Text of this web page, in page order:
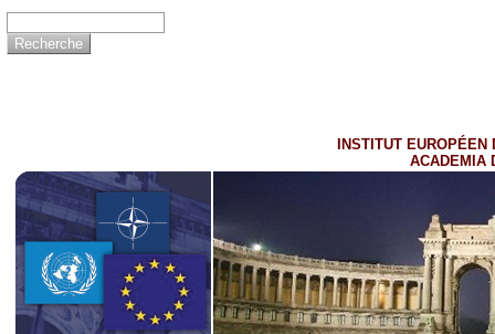
INSTITUT EUROPÉEN
ACADEMIA